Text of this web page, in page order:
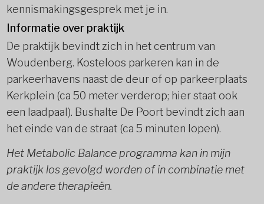
kennismakingsgesprek met je in.
Informatie over praktijk
De praktijk bevindt zich in het centrum van
Woudenberg. Kosteloos parkeren kan in de
parkeerhavens naast de deur of op parkeerplaats
Kerkplein (ca 50 meter verderop; hier staat ook
een laadpaal). Bushalte De Poort bevindt zich aan
het einde van de straat (ca 5 minuten lopen).
Het Metabolic Balance programma kan in mijn
praktijk los gevolgd worden of in combinatie met
de andere therapieën.